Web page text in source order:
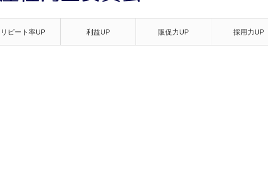
リピート率UP 利益UP 販促力UP 採用力UP